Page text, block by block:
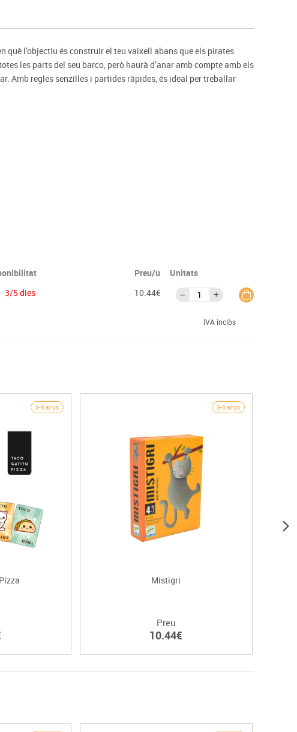
Esports raqueta
Gimnàstica rítmica
què l’objectiu és construir el teu vaixell abans que els pirates
les parts del seu barco, però haurà d’anar amb compte amb els
Amb regles senzilles i partides ràpides, és ideal per treballar
Preu/u
Unitats
3/5 dies 10.44€
IVA inclòs
3-5 anys 3-5 anys
Mistigri
Preu
10.44€